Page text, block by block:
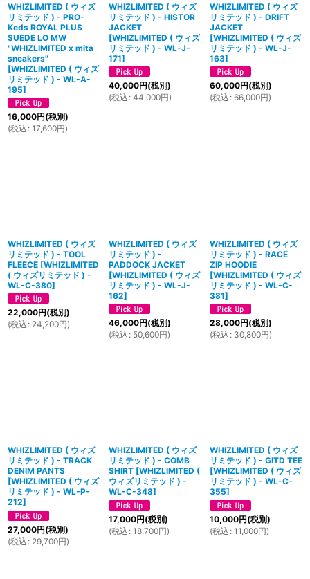
WHIZLIMITED ( ウィズ
リミテッド ) - PRO-
Keds ROYAL PLUS
SUEDE LO MW
"WHIZLIMITED x mita
sneakers"
[WHIZLIMITED ( ウィズ
リミテッド ) - WL-A-
195]
16,000円(税別)
(税込 : 17,600円)
WHIZLIMITED ( ウィズ
リミテッド ) - HISTOR
JACKET
[WHIZLIMITED ( ウィズ
リミテッド ) - WL-J-
171]
40,000円(税別)
(税込 : 44,000円)
WHIZLIMITED ( ウィズ
リミテッド ) - DRIFT
JACKET
[WHIZLIMITED ( ウィズ
リミテッド ) - WL-J-
163]
60,000円(税別)
(税込 : 66,000円)
WHIZLIMITED ( ウィズ
リミテッド ) - TOOL
FLEECE [WHIZLIMITED
( ウィズリミテッド ) -
WL-C-380]
22,000円(税別)
(税込 : 24,200円)
WHIZLIMITED ( ウィズ
リミテッド ) -
PADDOCK JACKET
[WHIZLIMITED ( ウィズ
リミテッド ) - WL-J-
162]
46,000円(税別)
(税込 : 50,600円)
WHIZLIMITED ( ウィズ
リミテッド ) - RACE
ZIP HOODIE
[WHIZLIMITED ( ウィズ
リミテッド ) - WL-C-
381]
28,000円(税別)
(税込 : 30,800円)
WHIZLIMITED ( ウィズ
リミテッド ) - TRACK
DENIM PANTS
[WHIZLIMITED ( ウィズ
リミテッド ) - WL-P-
212]
27,000円(税別)
(税込 : 29,700円)
WHIZLIMITED ( ウィズ
リミテッド ) - COMB
SHIRT [WHIZLIMITED (
ウィズリミテッド ) -
WL-C-348]
17,000円(税別)
(税込 : 18,700円)
WHIZLIMITED ( ウィズ
リミテッド ) - GITD TEE
[WHIZLIMITED ( ウィズ
リミテッド ) - WL-C-
355]
10,000円(税別)
(税込 : 11,000円)